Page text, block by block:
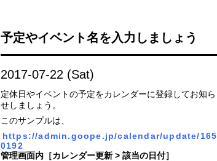
予定やイベント名を入力しましょう
2017-07-22 (Sat)
定休日やイベントの予定をカレンダーに登録してお知ら
せしましょう。
このサンプルは、
https://admin.goope.jp/calendar/update/165
0192
管理画面内［カレンダー更新 > 該当の日付］